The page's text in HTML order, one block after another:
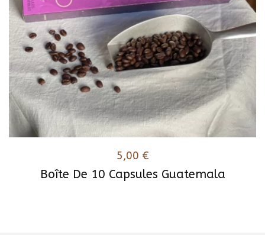
Boîte De 10 Capsules Guatemala
5,00 €